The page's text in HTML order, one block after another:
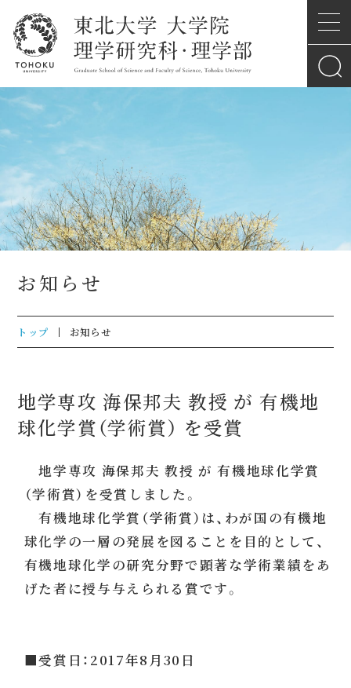
お知らせ
トップ お知らせ
地学専攻 海保邦夫 教授 が 有機地
球化学賞（学術賞） を受賞
地学専攻 海保邦夫 教授 が 有機地球化学賞
（学術賞）を受賞しました。
有機地球化学賞（学術賞）は、わが国の有機地
球化学の一層の発展を図ることを目的として、
有機地球化学の研究分野で顕著な学術業績をあ
げた者に授与与えられる賞です。
■受賞日：2017年8月30日